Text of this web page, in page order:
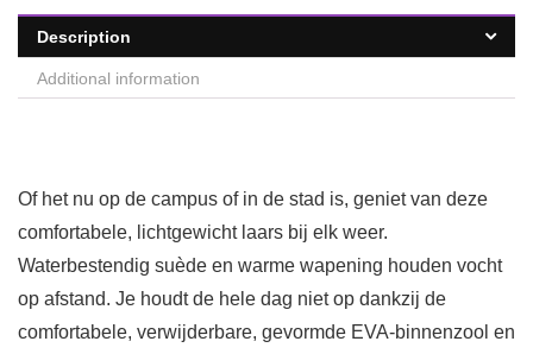
Description
Additional information
Of het nu op de campus of in de stad is, geniet van deze
comfortabele, lichtgewicht laars bij elk weer.
Waterbestendig suède en warme wapening houden vocht
op afstand. Je houdt de hele dag niet op dankzij de
comfortabele, verwijderbare, gevormde EVA-binnenzool en